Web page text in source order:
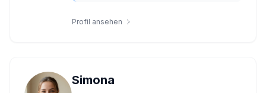
Profil ansehen
Simona